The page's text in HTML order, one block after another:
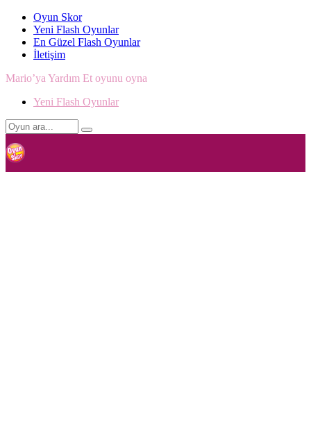
Oyun Skor
Yeni Flash Oyunlar
En Güzel Flash Oyunlar
İletişim
Mario’ya Yardım Et oyunu oyna
Yeni Flash Oyunlar